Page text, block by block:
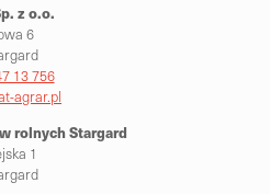
z o.o.
6
13 756
agrar.pl
rolnychStargard
1